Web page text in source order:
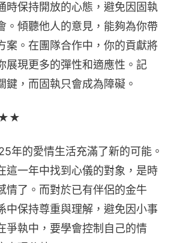
時保持開放的心態，避免因固執
。傾聽他人的意見，能夠為你帶
案。在團隊合作中，你的貢獻將
展現更多的彈性和適應性。記
鍵，而固執只會成為障礙。
年的愛情生活充滿了新的可能。
這一年中找到心儀的對象，是時
情了。而對於已有伴侶的金牛
中保持尊重與理解，避免因小事
爭執中，要學會控制自己的情